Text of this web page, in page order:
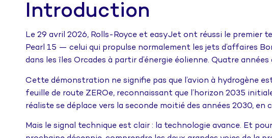
Introduction
Le 29 avril 2026, Rolls-Royce et easyJet ont réussi le premier
Pearl 15 — celui qui propulse normalement les jets d’affaires
dans les îles Orcades à partir d’énergie éolienne. Quatre
Cette démonstration ne signifie pas que l’avion à hydrogène
feuille de route ZEROe, reconnaissant que l’horizon 2035
réaliste se déplace vers la seconde moitié des années 2030,
Mais le signal technique est clair : la technologie avance. Et